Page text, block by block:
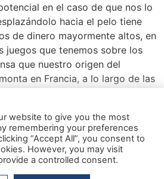
en el caso de que nos lo
hacia el pelo tiene
de dinero mayormente altos, en
juegos que tenemos sobre los
que nuestro origen del
en Francia, a lo largo de las
en la que el juego period
que obliga “veintiuno” sobre
website to give you the most
remembering your preferences
“Accept All”, you consent to
However, you may visit
a controlled consent.